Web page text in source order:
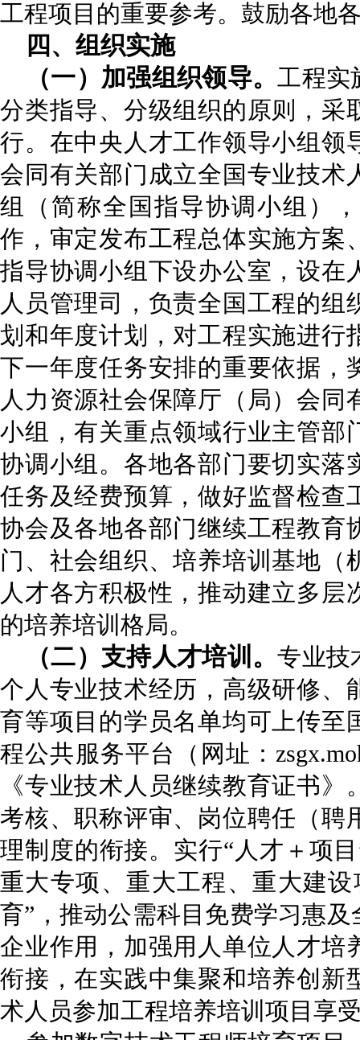
工程项目的重要参考。鼓励各地
四、 组织实施
（一）加强组织领导。工程实
分类指导、分级组织的原则，采
行。在中央人才工作领导小组领
会同有关部门成立全国专业技术
组（简称全国指导协调小组）
作，审定发布工程总体实施方案
指导协调小组下设办公室，设在
人员管理司，负责全国工程的
划和年度计划，对工程实施进行
下一年度任务安排的重要依据，
人力资源社会保障厅（局）会
小组，有关重点领域行业主管部
协调小组。各地各部门要切实落
任务及经费预算，做好监督检查
协会及各地各部门继续工程教育
门、社会组织、培养培训基地（
人才各方积极性，推动建立多
的培养培训格局。
（二）支持人才培训。专业技
个人专业技术经历，高级研修、
育等项目的学员名单均可上传至
程公共服务平台（网址：
《专业技术人员继续教育证书
考核、职称评审、岗位聘任（聘
理制度的衔接。实行“人才＋项
重大专项、重大工程、重大建
育”，推动公需科目免费学习惠
企业作用，加强用人单位人才培
衔接，在实践中集聚和培养创新
术人员参加工程培养培训项目享